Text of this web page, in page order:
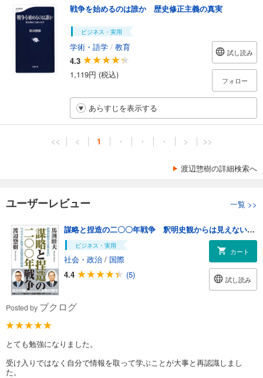
戦争を始めるのは誰か 歴史修正主義の真実
ビジネス・実用
学術・語学 / 教育
4.3
1,119円 (税込)
試し読み
フォロー
あらすじを表示する
<< < 1 ・ ・ ・ > >>
渡辺惣樹の詳細検索へ
ユーザーレビュー 一覧 >>
謀略と捏造の二〇〇年戦争 釈明史観からは見えないウクライナ戦争と米国衰退の根源
ビジネス・実用
社会・政治 / 国際
4.4
(5)
カート
試し読み
Posted by ブクログ
とても勉強になりました。
受け入りではなく自分で情報を取って学ぶことが大事と再認識しまし
た。